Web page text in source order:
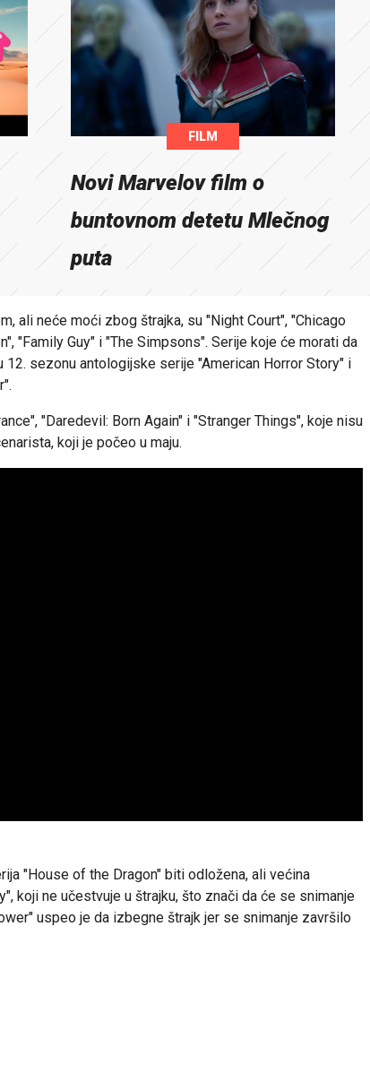
FILM
Novi Marvelov film o
buntovnom detetu Mlečnog
puta
ali neće moći zbog štrajka, su "Night Court", "Chicago
"Family Guy" i "The Simpsons". Serije koje će morati da
sezonu antologijske serije "American Horror Story" i
"Daredevil: Born Again" i "Stranger Things", koje nisu
koji je počeo u maju.
"House of the Dragon" biti odložena, ali većina
koji ne učestvuje u štrajku, što znači da će se snimanje
uspeo je da izbegne štrajk jer se snimanje završilo